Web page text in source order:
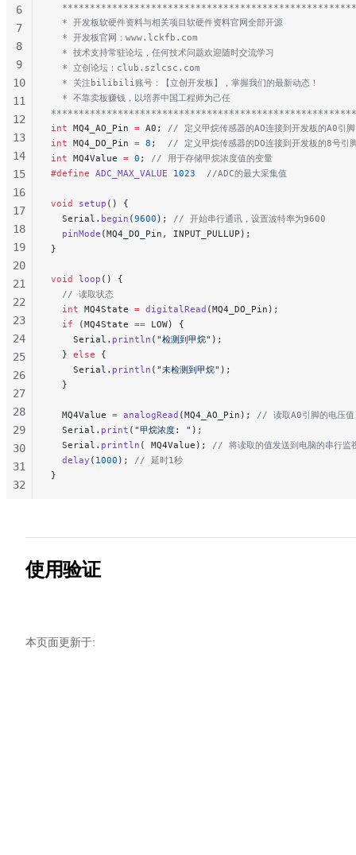
  * 开发板软硬件资料与相关项目软硬件资料官网全部开源
  * 开发板官网：www.lckfb.com
  * 技术支持常驻论坛，任何技术问题欢迎随时交流学习
  * 立创论坛：club.szlcsc.com
  * 关注bilibili账号：【立创开发板】，掌握我们的最新动态！
  * 不靠卖板赚钱，以培养中国工程师为己任
int MQ4_AO_Pin = A0;
// 定义甲烷传感器的AO连接到开发板的A0引脚
int MQ4_DO_Pin = 8 ;
// 定义甲烷传感器的DO连接到开发板的8号引
int MQ4Value = 0 ;
// 用于存储甲烷浓度值的变量
#define ADC_MAX_VALUE 1023
  //ADC的最大采集值
void setup () {
  Serial.
begin (9600 );
// 开始串行通讯，设置波特率为9600
  pinMode
(MQ4_DO_Pin, INPUT_PULLUP);
}
void loop () {
  // 读取状态
  int
MQ4State = digitalRead (MQ4_DO_Pin);
  if
(MQ4State == LOW) {
    Serial.
println ( "检测到甲烷" );
  }
else {
    Serial.
println ( "未检测到甲烷" );
  }
  MQ4Value
= analogRead (MQ4_AO_Pin);
// 读取A0引脚的电压值
  Serial.
print ( "甲烷浓度: " );
  Serial.
println ( MQ4Value);
// 将读取的值发送到电脑的串行监
  delay
( 1000 );
// 延时1秒
}
6
7
8
9
10
11
12
13
14
15
16
17
18
19
20
21
22
23
24
25
26
27
28
29
30
31
32
使用验证
本页面更新于: